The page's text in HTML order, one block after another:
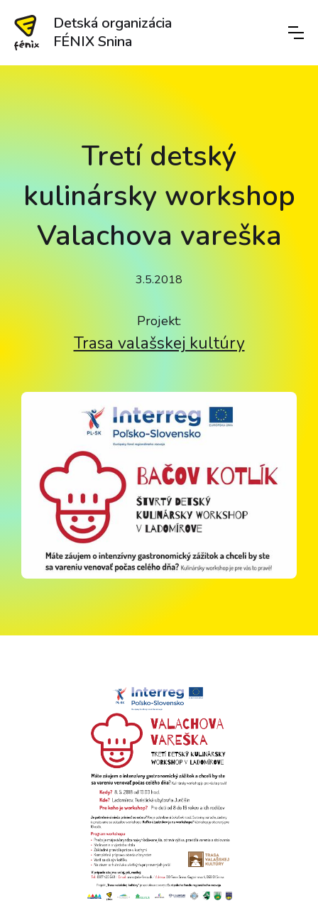
Detská organizácia
FÉNIX Snina
Tretí detský
kulinársky workshop
Valachova vareška
3.5.2018
Projekt:
Trasa valašskej kultúry